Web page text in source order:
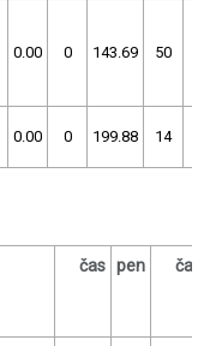
0.00 0 143.69 50
0.00 0 199.88 14
čas pen čas